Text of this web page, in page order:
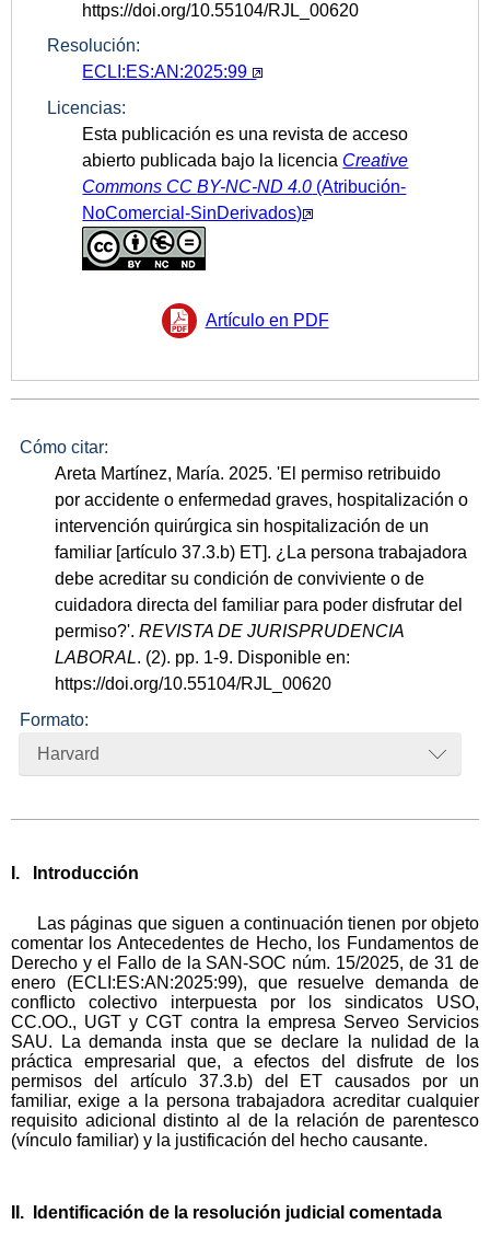
https://doi.org/10.55104/RJL_00620
Resolución:
ECLI:ES:AN:2025:99
Licencias:
Esta publicación es una revista de acceso
abierto publicada bajo la licencia Creative
Commons CCBY-NC-ND 4.0 (Atribución-
NoComercial-SinDerivados)
Artículo en PDF
Cómo citar:
Areta Martínez, María. 2025. 'El permiso retribuido
por accidente o enfermedad graves, hospitalización o
intervención quirúrgica sin hospitalización de un
familiar [artículo 37.3.b) ET]. ¿La persona trabajadora
debe acreditar su condición de conviviente o de
cuidadora directa del familiar para poder disfrutar del
permiso?'.REVISTA DE JURISPRUDENCIA
LABORAL. (2). pp. 1-9. Disponible en:
https://doi.org/10.55104/RJL_00620
Formato:
Harvard
I. Introducción
Las páginas que siguen a continuación tienen por objeto
comentar los Antecedentes de Hecho, los Fundamentos de
Derecho y el Fallo de la SAN-SOC núm. 15/2025, de 31 de
enero (ECLI:ES:AN:2025:99), que resuelve demanda de
conflicto colectivo interpuesta por los sindicatos USO,
CC.OO., UGT y CGT contra la empresa Serveo Servicios
SAU. La demanda insta que se declare la nulidad de la
práctica empresarial que, a efectos del disfrute de los
permisos del artículo 37.3.b) del ET causados por un
familiar, exige a la persona trabajadora acreditar cualquier
requisito adicional distinto al de la relación de parentesco
(vínculo familiar) y la justificación del hecho causante.
II. Identificación de la resolución judicial comentada